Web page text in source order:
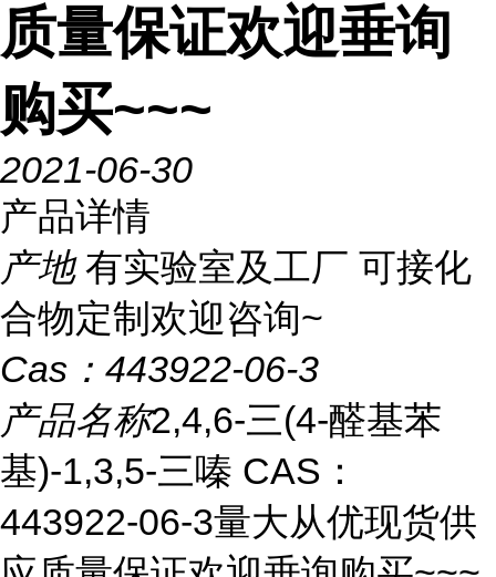
质量保证欢迎垂询
购买~~~
2021-06-30
产品详情
产地 有实验室及工厂 可接化
合物定制欢迎咨询~
Cas： 443922-06-3
产品名称2,4,6-三(4-醛基苯
基)-1,3,5-三嗪 CAS：
443922-06-3量大从优现货供